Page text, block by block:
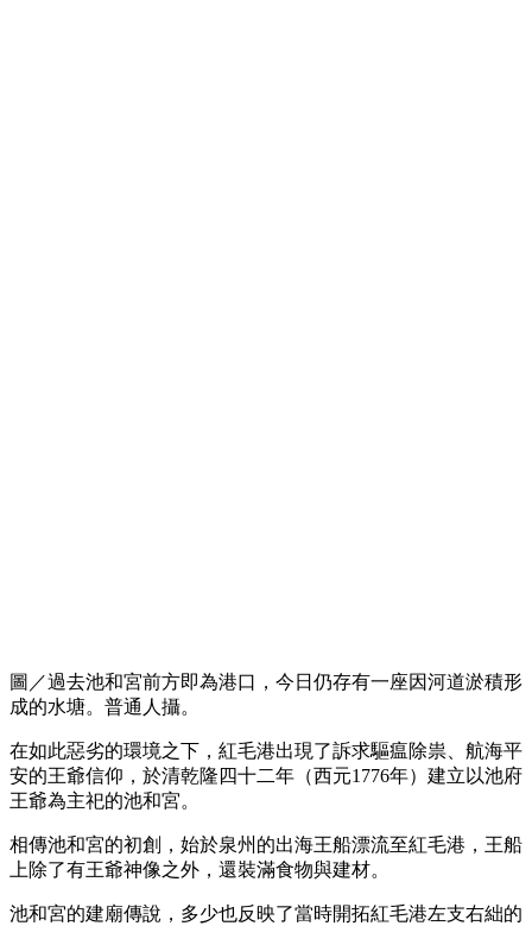
圖／過去池和宮前方即為港口，今日仍存有一座因河道淤積形
成的水塘。普通人攝。
在如此惡劣的環境之下，紅毛港出現了訴求驅瘟除祟、航海平
安的王爺信仰，於清乾隆四十二年（西元1776年）建立以池府
王爺為主祀的池和宮。
相傳池和宮的初創，始於泉州的出海王船漂流至紅毛港，王船
上除了有王爺神像之外，還裝滿食物與建材。
池和宮的建廟傳說，多少也反映了當時開拓紅毛港左支右絀的